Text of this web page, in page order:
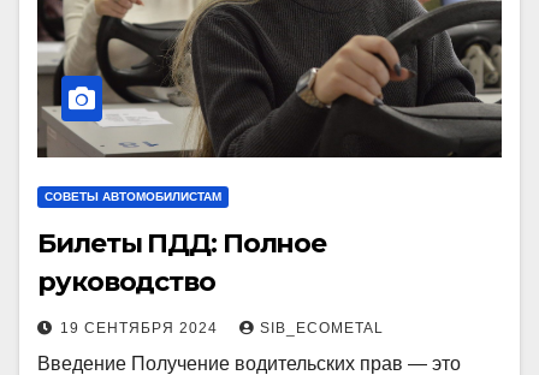
СОВЕТЫ АВТОМОБИЛИСТАМ
Билеты ПДД: Полное
руководство
19 СЕНТЯБРЯ 2024 SIB_ECOMETAL
Введение Получение водительских прав — это